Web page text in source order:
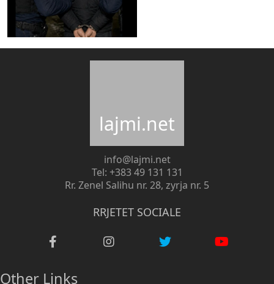
lajmi.net
info@lajmi.net
Tel: +383 49 131 131
Rr. Zenel Salihu nr. 28, zyrja nr. 5
RRJETET SOCIALE
Other Links